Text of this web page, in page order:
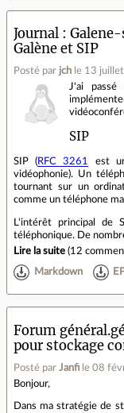
Journal
Galène et SIP
Posté par jch le 13
J'ai
SIP
SIP (RFC 3261
est
vidéophonie). Un
tournant sur un
comme un téléphone
L'intérêt principal de
téléphonique. De
Lire la suite (12
Markdown
Forum
pour stockage
Posté par Janfi le 08
Bonjour,
Dans ma stratégie de